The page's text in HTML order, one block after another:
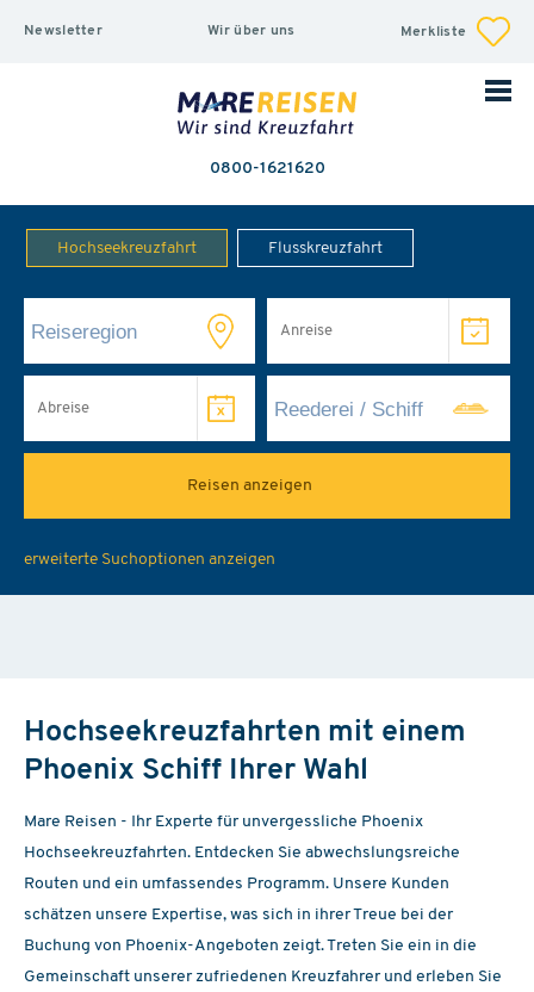
Newsletter Wir über uns Merkliste
0800-1621620
Hochseekreuzfahrt Flusskreuzfahrt
erweiterte Suchoptionen anzeigen
Hochseekreuzfahrten mit einem
Phoenix Schiff Ihrer Wahl
Mare Reisen - Ihr Experte für unvergessliche Phoenix
Hochseekreuzfahrten. Entdecken Sie abwechslungsreiche
Routen und ein umfassendes Programm. Unsere Kunden
schätzen unsere Expertise, was sich in ihrer Treue bei der
Buchung von Phoenix-Angeboten zeigt. Treten Sie ein in die
Gemeinschaft unserer zufriedenen Kreuzfahrer und erleben Sie